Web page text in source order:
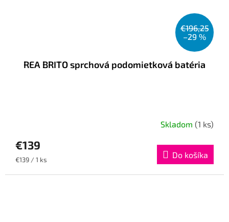
€196,25
–29 %
REA BRITO sprchová podomietková batéria
Skladom (1 ks)
€139
Jednotková
€139 / 1 ks Do košíka